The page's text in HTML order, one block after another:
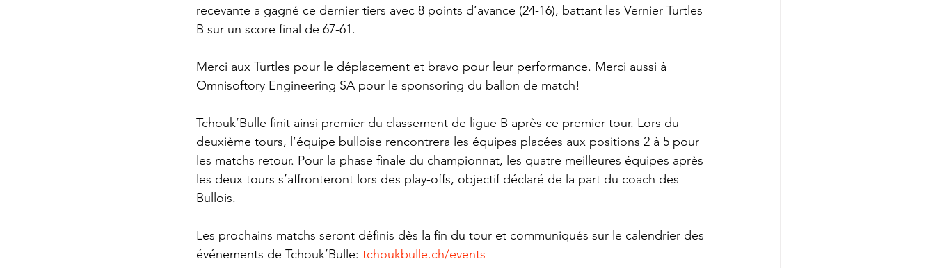
recevante a gagné ce dernier tiers avec 8 points d’avance (24-16), battant les Vernier Turtles
B sur un score final de 67-61.
Merci aux Turtles pour le déplacement et bravo pour leur performance. Merci aussi à
Omnisoftory Engineering SA pour le sponsoring du ballon de match!
Tchouk’Bulle finit ainsi premier du classement de ligue B après ce premier tour. Lors du
deuxième tours, l’équipe bulloise rencontrera les équipes placées aux positions 2 à 5 pour
les matchs retour. Pour la phase finale du championnat, les quatre meilleures équipes après
les deux tours s’affronteront lors des play-offs, objectif déclaré de la part du coach des
Bullois.
Les prochains matchs seront définis dès la fin du tour et communiqués sur le calendrier des
événements de Tchouk’Bulle: tchoukbulle.ch/events